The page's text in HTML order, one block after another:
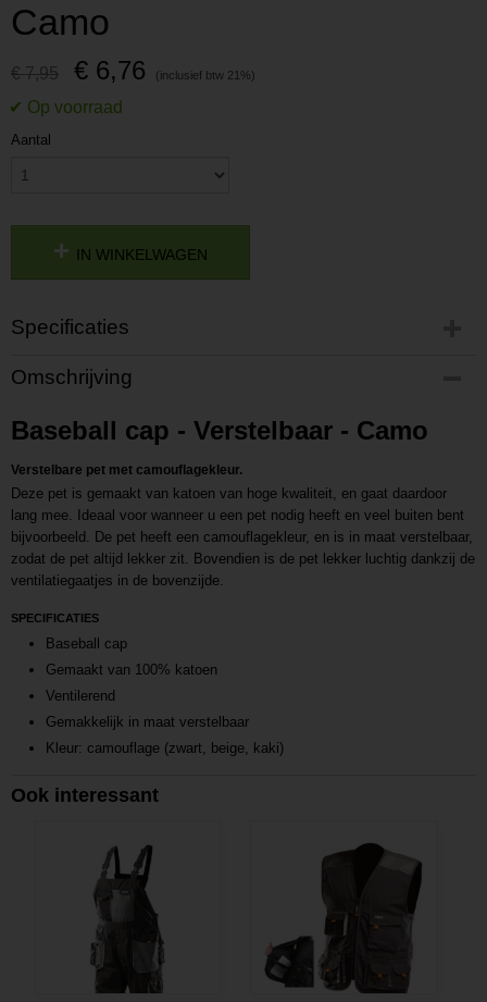
Camo
€ 7,95 € 6,76
Aantal
IN WINKELWAGEN
Specificaties
Productcode
P202207040915
L202207040915
Omschrijving
Baseball cap - Verstelbaar - Camo
Verstelbare pet met camouflagekleur.
Deze pet is gemaakt van katoen van hoge kwaliteit, en gaat daardoor
lang mee. Ideaal voor wanneer u een pet nodig heeft en veel buiten bent
bijvoorbeeld. De pet heeft een camouflagekleur, en is in maat verstelbaar,
zodat de pet altijd lekker zit. Bovendien is de pet lekker luchtig dankzij de
ventilatiegaatjes in de bovenzijde.
SPECIFICATIES
Baseball cap
Gemaakt van 100% katoen
Ventilerend
Gemakkelijk in maat verstelbaar
Kleur: camouflage (zwart, beige, kaki)
Ook interessant